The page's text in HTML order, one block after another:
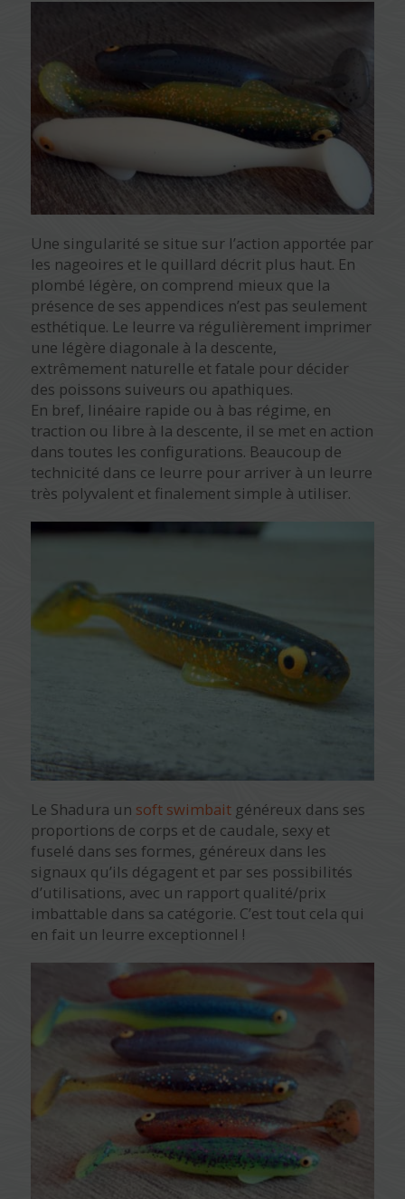
Une singularité se situe sur l’action apportée par
les nageoires et le quillard décrit plus haut. En
plombé légère, on comprend mieux que la
présence de ses appendices n’est pas seulement
esthétique. Le leurre va régulièrement imprimer
une légère diagonale à la descente,
extrêmement naturelle et fatale pour décider
des poissons suiveurs ou apathiques.
En bref, linéaire rapide ou à bas régime, en
traction ou libre à la descente, il se met en action
dans toutes les configurations. Beaucoup de
technicité dans ce leurre pour arriver à un leurre
très polyvalent et finalement simple à utiliser.
Le Shadura un soft swimbaitgénéreux dans ses
proportions de corps et de caudale, sexy et
fuselé dans ses formes, généreux dans les
signaux qu’ils dégagent et par ses possibilités
d’utilisations, avec un rapport qualité/prix
imbattable dans sa catégorie. C’est tout cela qui
en fait un leurre exceptionnel !